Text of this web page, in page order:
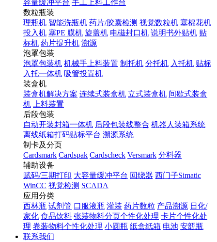
容量缓冲平台 手工上料工作台
数粒瓶装
理瓶机 智能洗瓶机 药片/胶囊检测 视觉数粒机 塞棉花机
投入机 塞PE 膜机 旋盖机 电磁封口机 说明书外贴机 贴
标机 药片提升机 溯源
泡罩包装
泡罩包装机 机械手上料装置 制托机 分托机 入托机 贴标
入托一体机 吸管投置机
装盒机
装盒机解决方案 连续式装盒机 立式装盒机 间歇式装盒
机
上料装置
后段包装
自动开装封箱一体机 后段包装线整合 机器人装箱系统
离线纸箱打码贴标平台 溯源系统
制卡及分页
Cardsmark Cardspak Cardscheck Versmark 分料器
辅助设备
赋码/三期打印 大容量缓冲平台 回绕器 西门子Simatic
WinCC 视觉检测 SCADA
应用分类
西林瓶 试剂管 口服液瓶 灌装 药片数粒 产品溯源 日化/
家化 食品饮料 张装物料分页个性化处理 卡片个性化处
理 卷装物料个性化处理 小圆瓶 纸盒纸箱 电池 安瓿瓶
联系我们